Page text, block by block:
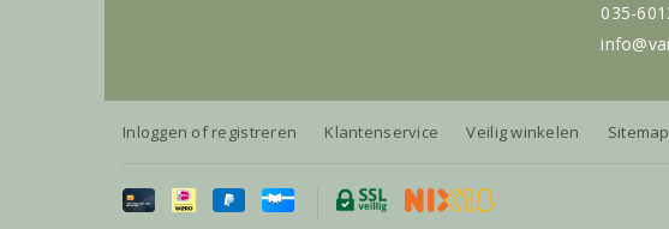
035-
Inloggen of registreren Klantenservice Veilig winkelen Sitemap